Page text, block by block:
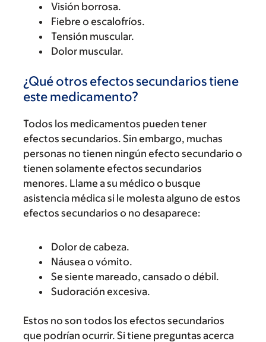
Visión borrosa.
Fiebre o escalofríos.
Tensión muscular.
Dolor muscular.
¿Qué otros efectos secundarios tiene
este medicamento?
Todos los medicamentos pueden tener
efectos secundarios. Sin embargo, muchas
personas no tienen ningún efecto secundario o
tienen solamente efectos secundarios
menores. Llame a su médico o busque
asistencia médica si le molesta alguno de estos
efectos secundarios o no desaparece:
Dolor de cabeza.
Náusea o vómito.
Se siente mareado, cansado o débil.
Sudoración excesiva.
Estos no son todos los efectos secundarios
que podrían ocurrir. Si tiene preguntas acerca